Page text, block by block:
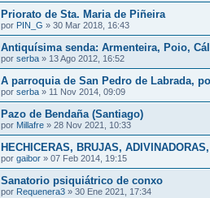
Priorato de Sta. Maria de Piñeira
por PIN_G » 30 Mar 2018, 16:43
Antiquísima senda: Armenteira, Poio,
por serba » 13 Ago 2012, 16:52
A parroquia de San Pedro de Labrada,
por serba » 11 Nov 2014, 09:09
Pazo de Bendaña (Santiago)
por Millafre » 28 Nov 2021, 10:33
HECHICERAS, BRUJAS,
por gaibor » 07 Feb 2014, 19:15
Sanatorio psiquiátrico de conxo
por Requenera3 » 30 Ene 2021, 17:34